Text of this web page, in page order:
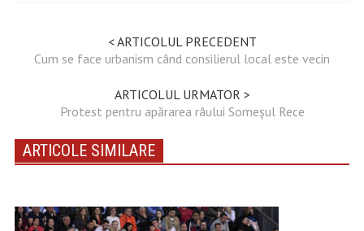
< ARTICOLUL PRECEDENT
Cum se face urbanism când consilierul local este vecin
ARTICOLUL URMATOR >
Protest pentru apărarea râului Someșul Rece
ARTICOLE SIMILARE